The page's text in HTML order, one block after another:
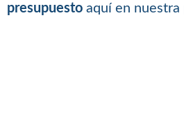
presupuestoaquí en nuestra